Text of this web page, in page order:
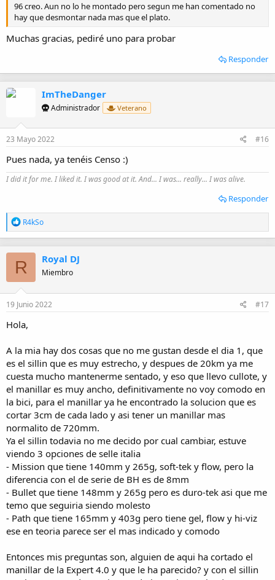
96 creo. Aun no lo he montado pero segun me han comentado no
hay que desmontar nada mas que el plato.
Muchas gracias, pediré uno para probar
Responder
ImTheDanger
Administrador Veterano
23 Mayo 2022 #16
Pues nada, ya tenéis Censo :)
I did it for me. I liked it. I was good at it. And... I was... really... I was alive.
Responder
R
e
a
c
c
i
o
n
s
R4kSo
R Royal DJ
Miembro
19 Junio 2022 #17
Hola,
A la mia hay dos cosas que no me gustan desde el dia 1, que
es el sillin que es muy estrecho, y despues de 20km ya me
cuesta mucho mantenerme sentado, y eso que llevo cullote, y
el manillar es muy ancho, definitivamente no voy comodo en
la bici, para el manillar ya he encontrado la solucion que es
cortar 3cm de cada lado y asi tener un manillar mas
normalito de 720mm.
Ya el sillin todavia no me decido por cual cambiar, estuve
viendo 3 opciones de selle italia
- Mission que tiene 140mm y 265g, soft-tek y flow, pero la
diferencia con el de serie de BH es de 8mm
- Bullet que tiene 148mm y 265g pero es duro-tek asi que me
temo que seguiria siendo molesto
- Path que tiene 165mm y 403g pero tiene gel, flow y hi-viz
ese en teoria parece ser el mas indicado y comodo
Entonces mis preguntas son, alguien de aqui ha cortado el
manillar de la Expert 4.0 y que le ha parecido? y con el sillin